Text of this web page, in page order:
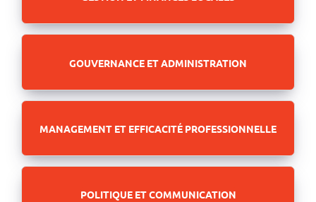
GOUVERNANCE ET ADMINISTRATION
MANAGEMENT ET EFFICACITÉ PROFESSIONNELLE
POLITIQUE ET COMMUNICATION